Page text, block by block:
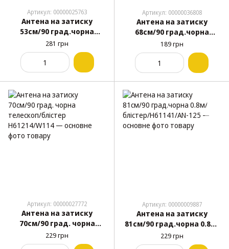
Артикул: 00000025763
Антена на затиску
53см/90 град.чорна
0.53м/блистер Н61224
(Аналог AN-124)
281 грн
Артикул: 00000036808
Антена на затиску
68см/90 град.чорна
"Турбо-02" - Форсаж -
ультра з підсилювачем -
189 грн
Артикул: 00000027772
Антена на затиску
70см/90 град. чорна
телескоп/блістер
Н61214/W114
229 грн
Артикул: 00000009887
Антена на затиску
81см/90 град.чорна 0.8м/
блістер/Н61141/АN-125
229 грн